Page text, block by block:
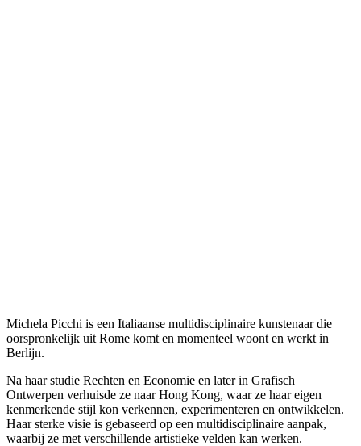
Michela Picchi is een Italiaanse multidisciplinaire kunstenaar die
oorspronkelijk uit Rome komt en momenteel woont en werkt in
Berlijn.
Na haar studie Rechten en Economie en later in Grafisch
Ontwerpen verhuisde ze naar Hong Kong, waar ze haar eigen
kenmerkende stijl kon verkennen, experimenteren en ontwikkelen.
Haar sterke visie is gebaseerd op een multidisciplinaire aanpak,
waarbij ze met verschillende artistieke velden kan werken.